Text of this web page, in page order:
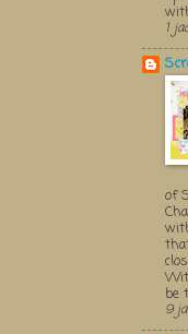
1
of
be
9